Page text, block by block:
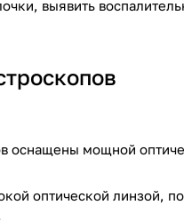
выявить
оснащены мощной
оптической линзой,